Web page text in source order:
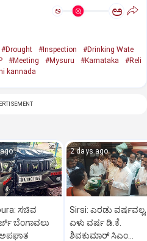
ಅ ಅ
#Drought #Inspection
#Drinking Wate
#Meeting #Mysuru #Karnataka
#Reli
kannada
ಸಚಿವ
ಬೆಂಗಾವಲು
2 days ago
Sirsi: ಎರಡು ವರ್ಷವಲ್ಲ,
ಏಳು ವರ್ಷ ಡಿ.ಕೆ.
ಶಿವಕುಮಾರ್ ಸಿಎಂ